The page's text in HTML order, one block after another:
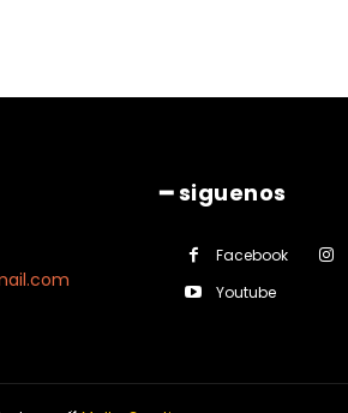
━ siguenos
Facebook
Youtube